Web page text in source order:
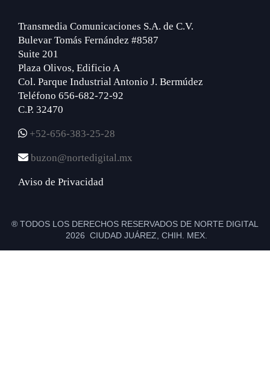
Transmedia Comunicaciones S.A. de C.V.
Bulevar Tomás Fernández #8587
Suite 201
Plaza Olivos, Edificio A
Col. Parque Industrial Antonio J. Bermúdez
Teléfono 656-682-72-92
C.P. 32470
+52-656-383-25-28
buzon@nortedigital.mx
Aviso de Privacidad
® TODOS LOS DERECHOS RESERVADOS DE NORTE DIGITAL
2026 CIUDAD JUÁREZ, CHIH. MEX.